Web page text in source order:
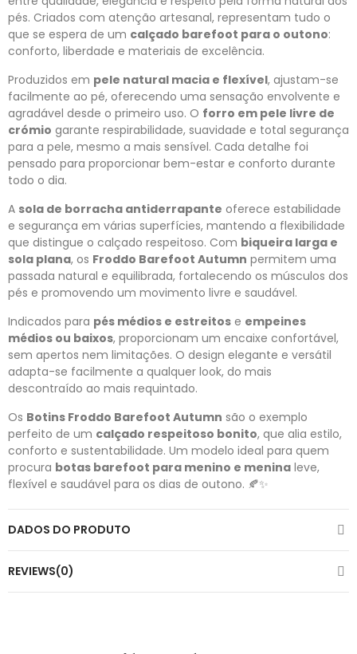
pés. Criados com atenção artesanal, representam tudo o
que se espera de um calçado barefoot para o outono:
conforto, liberdade e materiais de excelência.
Produzidos em pele natural macia e flexível, ajustam-se
facilmente ao pé, oferecendo uma sensação envolvente e
agradável desde o primeiro uso. O forro em pele livre de
crómio garante respirabilidade, suavidade e total segurança
para a pele, mesmo a mais sensível. Cada detalhe foi
pensado para proporcionar bem-estar e conforto durante
todo o dia.
A sola de borracha antiderrapante oferece estabilidade
e segurança em várias superfícies, mantendo a flexibilidade
que distingue o calçado respeitoso. Com biqueira larga e
sola plana, os Froddo Barefoot Autumn permitem uma
passada natural e equilibrada, fortalecendo os músculos dos
pés e promovendo um movimento livre e saudável.
Indicados para pés médios e estreitos e empeines
médios ou baixos, proporcionam um encaixe confortável,
sem apertos nem limitações. O design elegante e versátil
adapta-se facilmente a qualquer look, do mais
descontraído ao mais requintado.
Os Botins Froddo Barefoot Autumn são o exemplo
perfeito de um calçado respeitoso bonito, que alia estilo,
conforto e sustentabilidade. Um modelo ideal para quem
procura botas barefoot para menino e menina leve,
flexível e saudável para os dias de outono. 🍂✨
DADOS DO PRODUTO
REVIEWS(0)